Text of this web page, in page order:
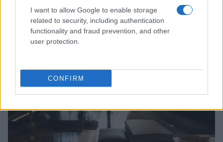
I want to allow Google to enable storage
related to security, including authentication
functionality and fraud prevention, and other
user protection.
CONFIRM
Francesca Galli · 8 Ago 2026
FINANZA